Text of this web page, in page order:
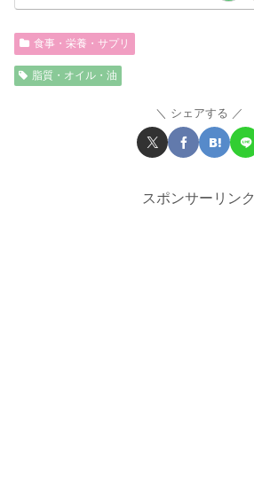
食事・栄養・サプリ
脂質・オイル・油
シェアする
スポンサーリンク